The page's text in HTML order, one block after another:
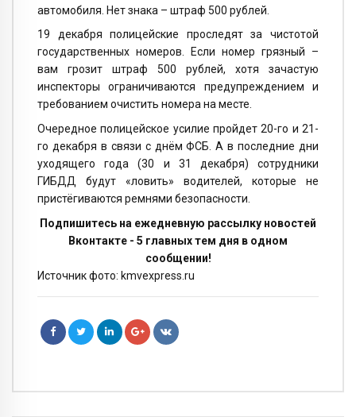
автомобиля. Нет знака – штраф 500 рублей.
19 декабря полицейские проследят за чистотой
государственных номеров. Если номер грязный –
вам грозит штраф 500 рублей, хотя зачастую
инспекторы ограничиваются предупреждением и
требованием очистить номера на месте.
Очередное полицейское усилие пройдет 20-го и 21-
го декабря в связи с днём ФСБ. А в последние дни
уходящего года (30 и 31 декабря) сотрудники
ГИБДД будут «ловить» водителей, которые не
пристёгиваются ремнями безопасности.
Подпишитесь на ежедневную рассылку новостей
Вконтакте - 5 главных тем дня в одном
сообщении!
Источник фото: kmvexpress.ru